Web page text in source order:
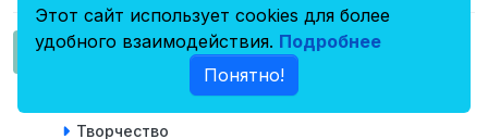
Сообщество
Те, без кого не обойтись
час назад
Творчество
Этот сайт использует cookies для более
удобного взаимодействия. Подробнее
Понятно!